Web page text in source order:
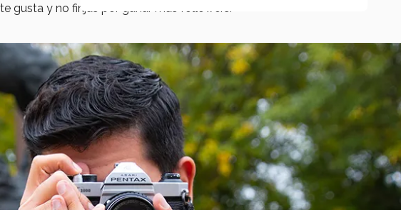
gusta y no finjas por ganar más followers.